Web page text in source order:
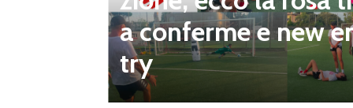
a conferme e new
try